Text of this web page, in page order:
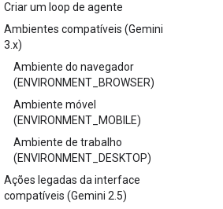
Criar um loop de agente
Ambientes compatíveis (Gemini
3.x)
Ambiente do navegador
(ENVIRONMENT_BROWSER)
Ambiente móvel
(ENVIRONMENT_MOBILE)
Ambiente de trabalho
(ENVIRONMENT_DESKTOP)
Ações legadas da interface
compatíveis (Gemini 2.5)